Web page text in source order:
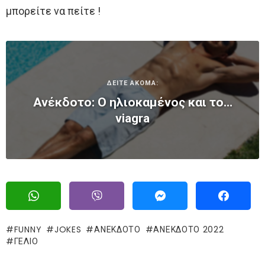
μπορείτε να πείτε !
ΔΕΙΤΕ ΑΚΟΜΑ:
Ανέκδοτο: Ο ηλιοκαμένος και το…
viagra
FUNNY JOKES ΑΝΕΚΔΟΤΟ
ΑΝΕΚΔΟΤΟ 2022
ΓΈΛΙΟ